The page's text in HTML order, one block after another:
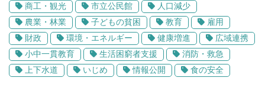
商工・観光
市立公民館
人口減少
農業・林業
子どもの貧困 教育
雇用
財政
環境・エネルギー 健康増進
広域連携
小中一貫教育
生活困窮者支援
消防・救急
上下水道
いじめ 情報公開 食の安全